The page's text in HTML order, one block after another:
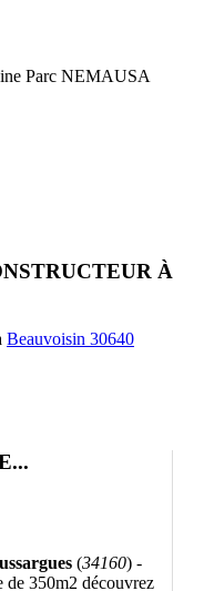
Parc NEMAUSA
À
Beauvoisin 30640
(34160) -
de 350m2 découvrez